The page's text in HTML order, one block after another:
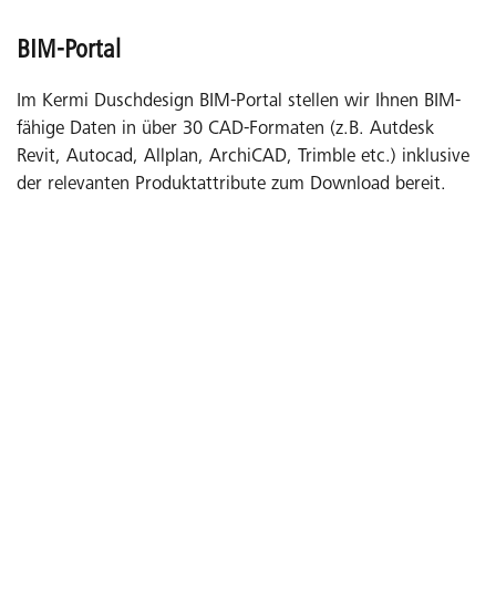
BIM-Portal
Im Kermi Duschdesign BIM-Portal stellen wir Ihnen BIM-
fähige Daten in über 30 CAD-Formaten (z.B. Autdesk
Revit, Autocad, Allplan, ArchiCAD, Trimble etc.) inklusive
der relevanten Produktattribute zum Download bereit.